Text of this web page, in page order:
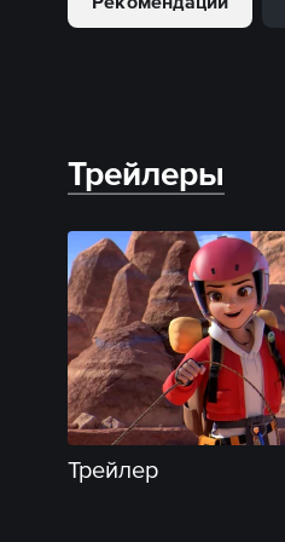
Трейлеры
Трейлер